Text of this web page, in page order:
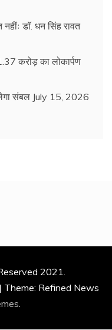
नहींः डाॅ. धन सिंह रावत
करोड़ का लोकार्पण
संबल July 15, 2026
2021.
| Theme: Refined News
.